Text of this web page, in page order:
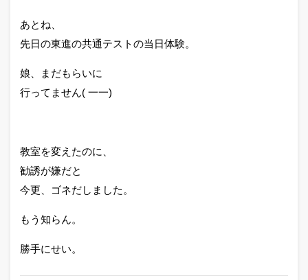
あとね、
先日の東進の共通テストの当日体験。
娘、まだもらいに
行ってません( 一一)
教室を変えたのに、
勧誘が嫌だと
今更、ゴネだしました。
もう知らん。
勝手にせい。